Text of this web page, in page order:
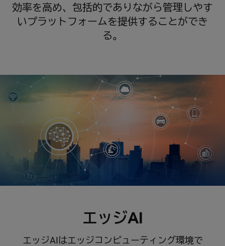
効率を高め、包括的でありながら管理しやす
いプラットフォームを提供することができ
る。
エッジAI
エッジAIはエッジコンピューティング環境で